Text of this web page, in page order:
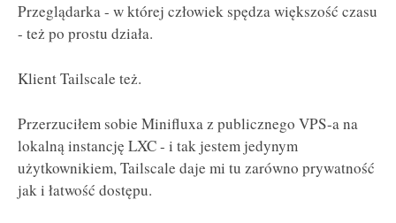
Przeglądarka - w której człowiek spędza większość czasu
- też po prostu działa.
Klient Tailscale też.
Przerzuciłem sobie Minifluxa z publicznego VPS-a na
lokalną instancję LXC - i tak jestem jedynym
użytkownikiem, Tailscale daje mi tu zarówno prywatność
jak i łatwość dostępu.